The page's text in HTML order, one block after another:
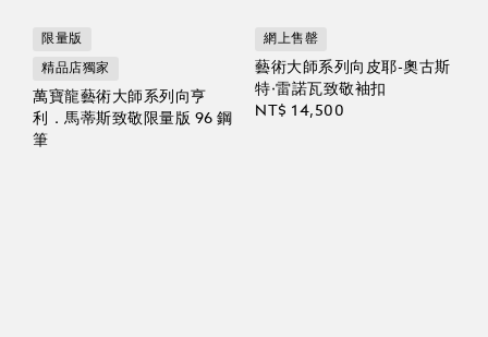
限量版
精品店獨家
萬寶龍藝術大師系列向亨
利．馬蒂斯致敬限量版 96 鋼
筆
網上售罄
藝術大師系列向皮耶-奧古斯
特·雷諾瓦致敬袖扣
NT$ 14,500